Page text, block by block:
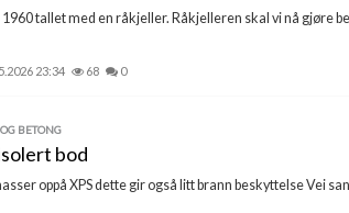
tallet med en råkjeller. Råkjelleren skal vi nå gjøre
23:34 68 0
BETONG
bod
oppå XPS dette gir også litt brann beskyttelse Vei